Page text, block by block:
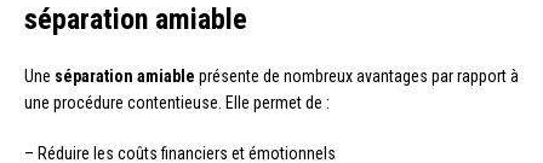
séparation amiable
Une séparation amiable présente de nombreux avantages par rapport à
une procédure contentieuse. Elle permet de :
– Réduire les coûts financiers et émotionnels